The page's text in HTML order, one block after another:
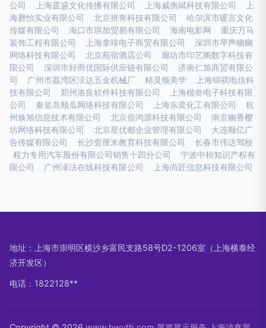
公司
上海霆盛文化传播有限公司 上海威衡斌科技有限公司
上
海磬怡实业有限公司
北京拼奔科技有限公司
哈尔滨市暖言文化
传媒有限公司
海口市琪加贸易有限公司 海南电影网
重庆万马
装饰工程有限公司
上海拿啡电子商贸有限公司
深圳市琴声幽幽
网络科技有限公司
北京苑宿酒店公司
廊坊市印艺阁数字科技有
限公司
深圳市好而优国际供应链有限公司
济南仁旭商贸有限公
司
广州市荔湾区泫达五金机械厂 精灵颂美学
上海锦祺电信科
技有限公司
郑州洛良软件科技有限公司
上海楷叁电子科技有限
公司
秦皇岛顺瓜网络科技有限公司 上海东奕化工有限公司
杭
州焕旭信息技术有限公司
北京佰鸿源科技有限公司
南京幽香樱
坊网络科技有限公司
北京星优都企业管理有限公司
大连顺亿广
告传媒有限公司
长沙壹厘米教育科技有限公司
长春市伟达驾校
程力专用汽车股份有限公司销售十四分公司
宁波中桓知识产权有
限公司
广州泽法在线科技有限公司 上海尚匠信息科技有限公司
地址：上海市崇明区横沙乡富民支路58号D2-1206室（上海横泰经
济开发区）
电话：1822128**